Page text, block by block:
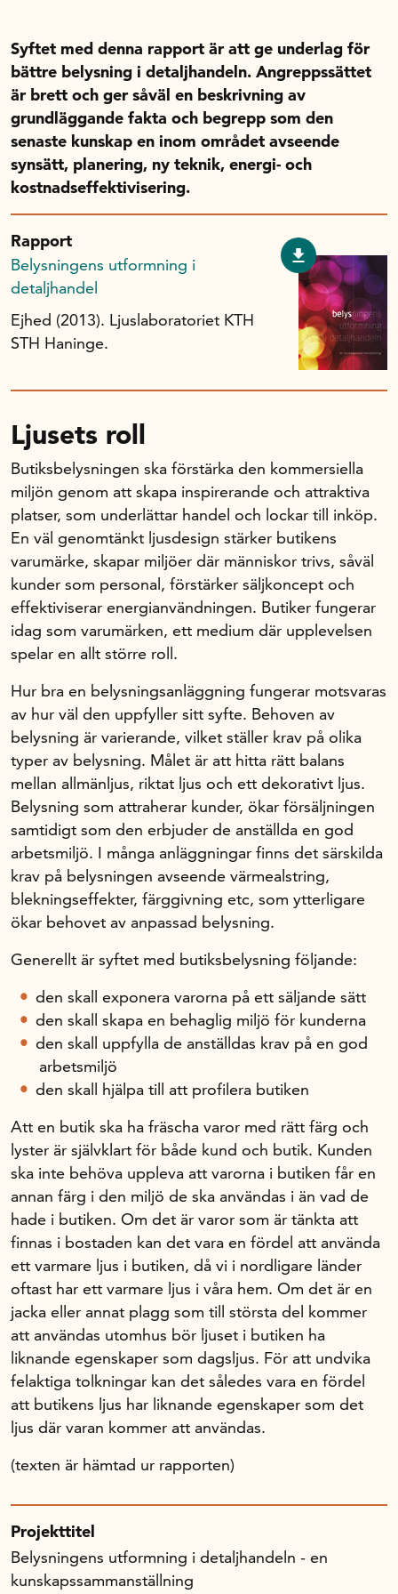
Planeringsanslag
Unga forskare
Varför bidrar Handelsrådet?
Forskningssatsningar
Kompetens och omställning
Handelns ekonomiska råd
Kalender
Handelsrådet Play
Om oss
Handelsfakta.se
In English
Syftet med denna rapport är att ge underlag för
bättre belysning i detaljhandeln. Angreppssättet
är brett och ger såväl en beskrivning av
grundläggande fakta och begrepp som den
senaste kunskap en inom området avseende
synsätt, planering, ny teknik, energi- och
kostnadseffektivisering.
Rapport
Belysningens utformning i
detaljhandel
Ejhed (2013). Ljuslaboratoriet KTH
STH Haninge.
Ljusets roll
Butiksbelysningen ska förstärka den kommersiella
miljön genom att skapa inspirerande och attraktiva
platser, som underlättar handel och lockar till inköp.
En väl genomtänkt ljusdesign stärker butikens
varumärke, skapar miljöer där människor trivs, såväl
kunder som personal, förstärker säljkoncept och
effektiviserar energianvändningen. Butiker fungerar
idag som varumärken, ett medium där upplevelsen
spelar en allt större roll.
Hur bra en belysningsanläggning fungerar motsvaras
av hur väl den uppfyller sitt syfte. Behoven av
belysning är varierande, vilket ställer krav på olika
typer av belysning. Målet är att hitta rätt balans
mellan allmänljus, riktat ljus och ett dekorativt ljus.
Belysning som attraherar kunder, ökar försäljningen
samtidigt som den erbjuder de anställda en god
arbetsmiljö. I många anläggningar finns det särskilda
krav på belysningen avseende värmealstring,
blekningseffekter, färggivning etc, som ytterligare
ökar behovet av anpassad belysning.
Generellt är syftet med butiksbelysning följande:
den skall exponera varorna på ett säljande sätt
den skall skapa en behaglig miljö för kunderna
den skall uppfylla de anställdas krav på en god
arbetsmiljö
den skall hjälpa till att profilera butiken
Att en butik ska ha fräscha varor med rätt färg och
lyster är självklart för både kund och butik. Kunden
ska inte behöva uppleva att varorna i butiken får en
annan färg i den miljö de ska användas i än vad de
hade i butiken. Om det är varor som är tänkta att
finnas i bostaden kan det vara en fördel att använda
ett varmare ljus i butiken, då vi i nordligare länder
oftast har ett varmare ljus i våra hem. Om det är en
jacka eller annat plagg som till största del kommer
att användas utomhus bör ljuset i butiken ha
liknande egenskaper som dagsljus. För att undvika
felaktiga tolkningar kan det således vara en fördel
att butikens ljus har liknande egenskaper som det
ljus där varan kommer att användas.
(texten är hämtad ur rapporten)
Projekttitel
Belysningens utformning i detaljhandeln - en
kunskapssammanställning